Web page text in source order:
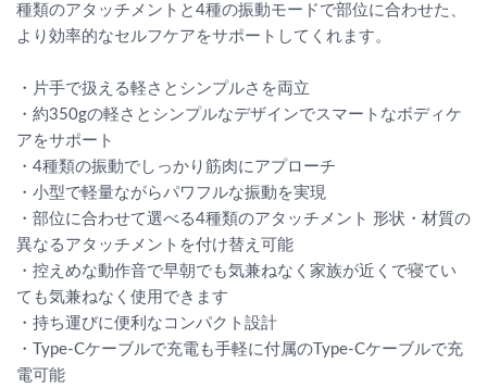
種類のアタッチメントと4種の振動モードで部位に合わせた、
より効率的なセルフケアをサポートしてくれます。
・片手で扱える軽さとシンプルさを両立
・約350gの軽さとシンプルなデザインでスマートなボディケ
アをサポート
・4種類の振動でしっかり筋肉にアプローチ
・小型で軽量ながらパワフルな振動を実現
・部位に合わせて選べる4種類のアタッチメント 形状・材質の
異なるアタッチメントを付け替え可能
・控えめな動作音で早朝でも気兼ねなく家族が近くで寝てい
ても気兼ねなく使用できます
・持ち運びに便利なコンパクト設計
・Type-Cケーブルで充電も手軽に付属のType-Cケーブルで充
電可能